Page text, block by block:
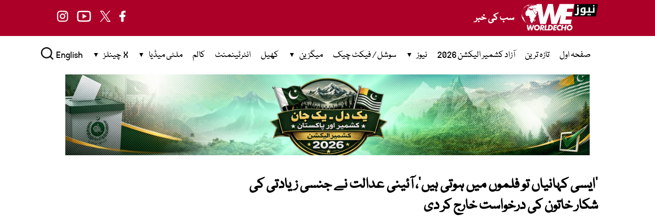
سب کی خبر
صفحہ اول تازہ ترین آزاد کشمیر الیکشن 2026 نیوز سوشل / فیکٹ چیک میگزین کھیل انٹرٹینمنٹ کالم ملٹی میڈیا X چینلز English
’ایسی کہانیاں تو فلموں میں ہوتی ہیں‘، آئینی عدالت نے جنسی زیادتی کی
شکار خاتون کی درخواست خارج کر دی